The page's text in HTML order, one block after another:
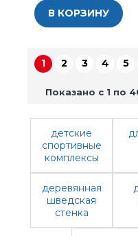
В КОРЗИНУ
1 2 3 4 5
Показано с 1 по
детские
спортивные
комплексы
деревянная
шведская
стенка